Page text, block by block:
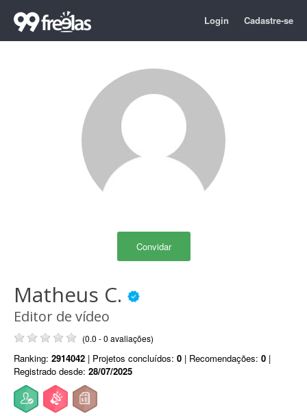
Login Cadastre-se
Convidar
Matheus C.
Editor de vídeo
(0.0 - 0 avaliações)
Ranking: 2914042 | Projetos concluídos: 0 | Recomendações: 0 |
Registrado desde: 28/07/2025